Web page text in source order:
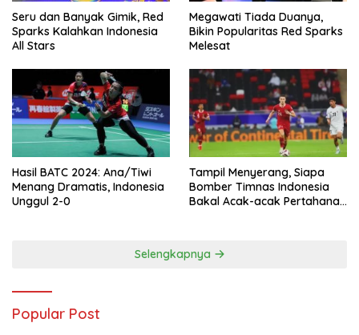
Seru dan Banyak Gimik, Red
Sparks Kalahkan Indonesia
All Stars
Megawati Tiada Duanya,
Bikin Popularitas Red Sparks
Melesat
Hasil BATC 2024: Ana/Tiwi
Menang Dramatis, Indonesia
Unggul 2-0
Tampil Menyerang, Siapa
Bomber Timnas Indonesia
Bakal Acak-acak Pertahanan
Selengkapnya
Popular Post